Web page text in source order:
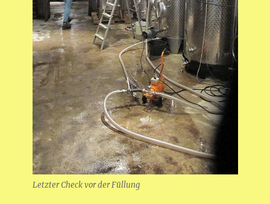
Letzter Check vor der Füllung